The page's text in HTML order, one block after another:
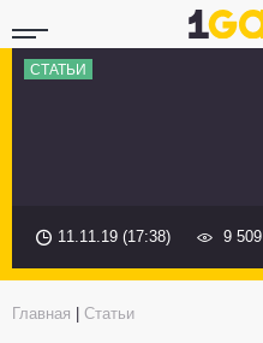
СТАТЬИ
11.11.19 (17:38) 9 509
Главная Статьи